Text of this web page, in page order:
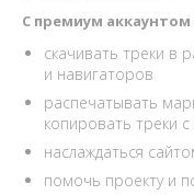
С премиум
скачивать треки в
и навигаторов
распечатывать
копировать треки
наслаждаться
помочь проекту и